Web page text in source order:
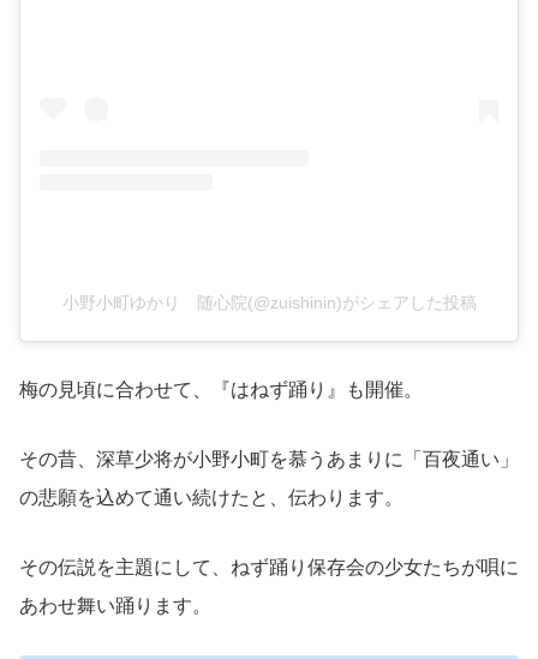
小野小町ゆかり 随心院(@zuishinin)がシェアした投稿
梅の見頃に合わせて、『はねず踊り』も開催。
その昔、深草少将が小野小町を慕うあまりに「百夜通い」
の悲願を込めて通い続けたと、伝わります。
その伝説を主題にして、ねず踊り保存会の少女たちが唄に
あわせ舞い踊ります。